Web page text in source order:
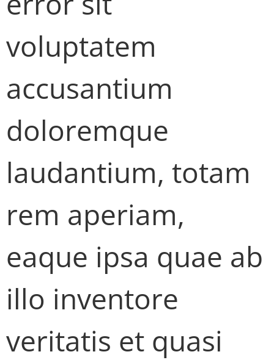
voluptatem
accusantium
doloremque
laudantium, totam
rem aperiam,
eaque ipsa quae ab
illo inventore
veritatis et quasi